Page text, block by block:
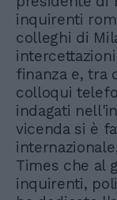
inquirenti
colleghi di
finanza e, tra
colloqui
indagati
vicenda si è
Times che al
inquirenti,